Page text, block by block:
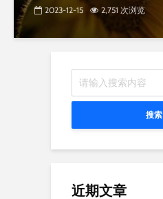
2023-12-15 2,751 次浏览
搜索
近期文章